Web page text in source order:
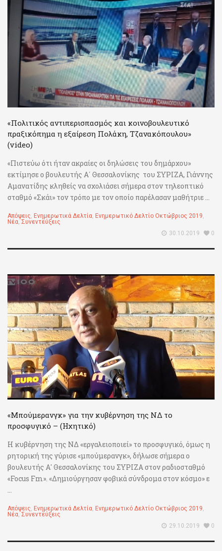
«Πολιτικός αντιπερισπασμός και κοινοβουλευτικό
πραξικόπημα η εξαίρεση Πολάκη, Τζανακόπουλου»
(video)
«Πιστεύω ότι ήταν ακραίες οι δηλώσεις του δημάρχου»
εκτίμησε ο βουλευτής Α΄ Θεσσαλονίκης του ΣΥΡΙΖΑ, Γιάννης
Αμανατίδης κληθείς να σχολιάσει σήμερα στον τηλεοπτικό
σταθμό «Σκάι» τον τρόπο με τον οποίο παρέλασαν μαθήτριε ...
Απόψεις, Ενημερωτικά Δελτία, Ενημερωτικό Δελτίο Οκτώβριος 2019,
Νέα, Συνεντεύξεις
30.10.2019
0
«Μπούμερανγκ» για την κυβέρνηση της ΝΔ το
προσφυγικό – (Ηχητικό)
Η κυβέρνηση της ΝΔ «εργαλειοποιεί» το προσφυγικό, όμως η
ρητορική της γύρισε «μπούμερανγκ», δήλωσε σήμερα ο
βουλευτής Α' Θεσσαλονίκης του ΣΥΡΙΖΑ στον ραδιοσταθμό
«Focus Fm». «Δημιούργησαν φοβικά σύνδρομα στον κόσμο» ε
...
Απόψεις, Ενημερωτικά Δελτία, Ενημερωτικό Δελτίο Οκτώβριος 2019,
Νέα,Συνεντεύξεις
29.10.2019
0